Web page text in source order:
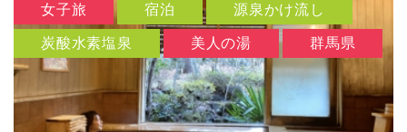
女子旅 宿泊 源泉かけ流し
炭酸水素塩泉 美人の湯 群馬県